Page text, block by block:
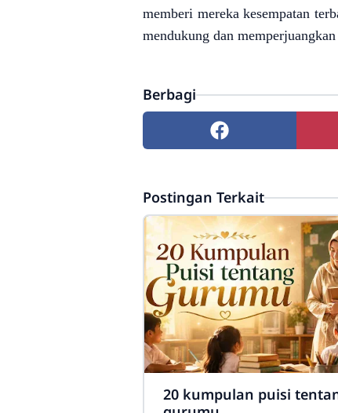
memberi mereka kesempatan
mendukung dan
Berbagi
Postingan Terkait
20 kumpulan puisi